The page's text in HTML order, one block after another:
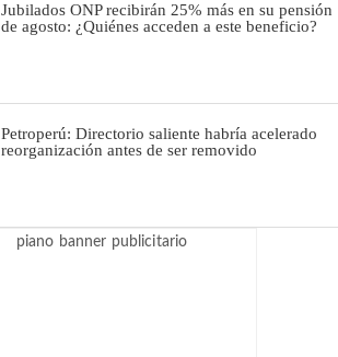
Jubilados ONP recibirán 25% más en su pensión
de agosto: ¿Quiénes acceden a este beneficio?
Petroperú: Directorio saliente habría acelerado
reorganización antes de ser removido